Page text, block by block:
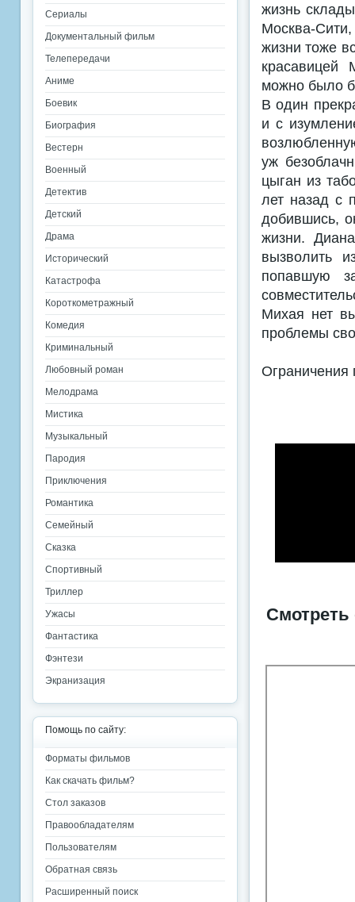
жизнь
Москва-
жизни тоже
можно было
В один
и с
уж
цыган из
лет назад с
добившись,
жизни.
вызволить
попавшую
Михая нет
проблемы
Ограничения
Сериалы
Документальный фильм
Телепередачи
Аниме
Боевик
Биография
Вестерн
Военный
Детектив
Детский
Драма
Исторический
Катастрофа
Короткометражный
Комедия
Криминальный
Любовный роман
Мелодрама
Мистика
Музыкальный
Пародия
Приключения
Романтика
Семейный
Сказка
Спортивный
Триллер
Ужасы
Фантастика
Фэнтези
Экранизация
Помощь по сайту:
Форматы фильмов
Как скачать фильм?
Стол заказов
Правообладателям
Пользователям
Обратная связь
Расширенный поиск